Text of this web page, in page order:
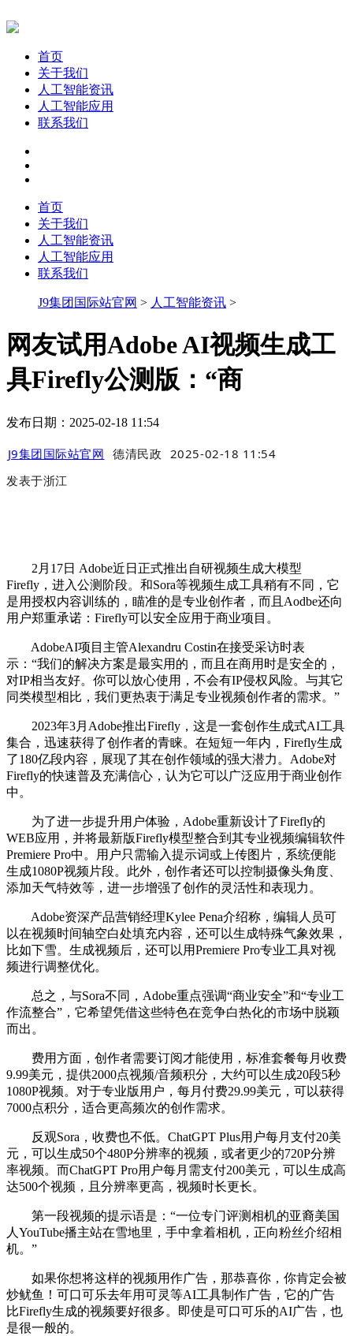
首页
关于我们
人工智能资讯
人工智能应用
联系我们
首页
关于我们
人工智能资讯
人工智能应用
联系我们
J9集团国际站官网 > 人工智能资讯 >
网友试用Adobe AI视频生成工
具Firefly公测版：“商
发布日期：2025-02-18 11:54
J9集团国际站官网 德清民政 2025-02-18 11:54
发表于浙江
2月17日 Adobe近日正式推出自研视频生成大模型
Firefly，进入公测阶段。和Sora等视频生成工具稍有不同，它
是用授权内容训练的，瞄准的是专业创作者，而且Aodbe还向
用户郑重承诺：Firefly可以安全应用于商业项目。
AdobeAI项目主管Alexandru Costin在接受采访时表
示：“我们的解决方案是最实用的，而且在商用时是安全的，
对IP相当友好。你可以放心使用，不会有IP侵权风险。与其它
同类模型相比，我们更热衷于满足专业视频创作者的需求。”
2023年3月Adobe推出Firefly，这是一套创作生成式AI工具
集合，迅速获得了创作者的青睐。在短短一年内，Firefly生成
了180亿段内容，展现了其在创作领域的强大潜力。Adobe对
Firefly的快速普及充满信心，认为它可以广泛应用于商业创作
中。
为了进一步提升用户体验，Adobe重新设计了Firefly的
WEB应用，并将最新版Firefly模型整合到其专业视频编辑软件
Premiere Pro中。用户只需输入提示词或上传图片，系统便能
生成1080P视频片段。此外，创作者还可以控制摄像头角度、
添加天气特效等，进一步增强了创作的灵活性和表现力。
Adobe资深产品营销经理Kylee Pena介绍称，编辑人员可
以在视频时间轴空白处填充内容，还可以生成特殊气象效果，
比如下雪。生成视频后，还可以用Premiere Pro专业工具对视
频进行调整优化。
总之，与Sora不同，Adobe重点强调“商业安全”和“专业工
作流整合”，它希望凭借这些特色在竞争白热化的市场中脱颖
而出。
费用方面，创作者需要订阅才能使用，标准套餐每月收费
9.99美元，提供2000点视频/音频积分，大约可以生成20段5秒
1080P视频。对于专业版用户，每月付费29.99美元，可以获得
7000点积分，适合更高频次的创作需求。
反观Sora，收费也不低。ChatGPT Plus用户每月支付20美
元，可以生成50个480P分辨率的视频，或者更少的720P分辨
率视频。而ChatGPT Pro用户每月需支付200美元，可以生成高
达500个视频，且分辨率更高，视频时长更长。
第一段视频的提示语是：“一位专门评测相机的亚裔美国
人YouTube播主站在雪地里，手中拿着相机，正向粉丝介绍相
机。”
如果你想将这样的视频用作广告，那恭喜你，你肯定会被
炒鱿鱼！可口可乐去年用可灵等AI工具制作广告，它的广告
比Firefly生成的视频要好很多。即使是可口可乐的AI广告，也
是很一般的。